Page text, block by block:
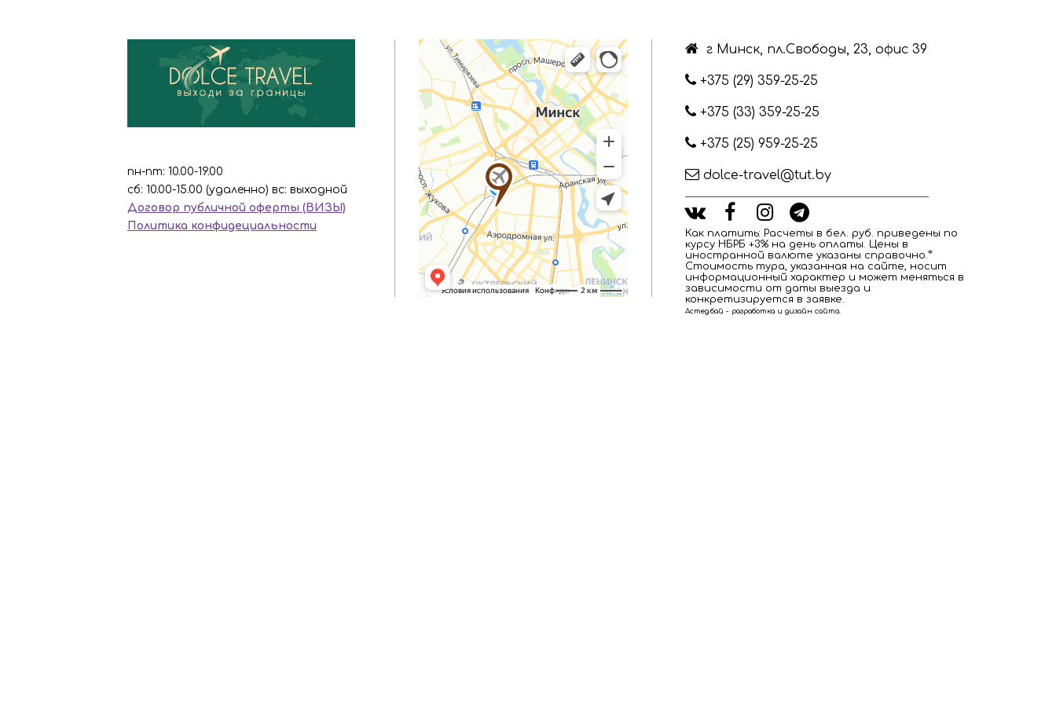
пн-пт: 10.00-19.00
сб: 10.00-15.00 (удаленно) вс: выходной
Договор публичной оферты (ВИЗЫ)
Политика конфидециальности
г Минск, пл.Свободы, 23, офис 39
+375 (29) 359-25-25
+375 (33) 359-25-25
+375 (25) 959-25-25
dolce-travel@tut.by
Как платить: Расчеты в бел. руб. приведены по
курсу НБРБ +3% на день оплаты. Цены в
иностранной валюте указаны справочно. ⃰
Стоимость тура, указанная на сайте, носит
информационный характер и может меняться в
зависимости от даты выезда и
конкретизируется в заявке.
Астед.бай - разработка и дизайн сайта.